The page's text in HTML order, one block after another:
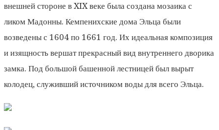
внешней стороне в XIX веке была создана мозаика с
ликом Мадонны. Кемпенихские дома Эльца были
возведены с 1604 по 1661 год. Их идеальная композиция
и изящность вершат прекрасный вид внутреннего дворика
замка. Под большой башенной лестницей был вырыт
колодец, служивший источником воды для всего Эльца.